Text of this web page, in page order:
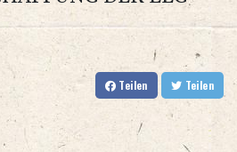
Teilen Teilen